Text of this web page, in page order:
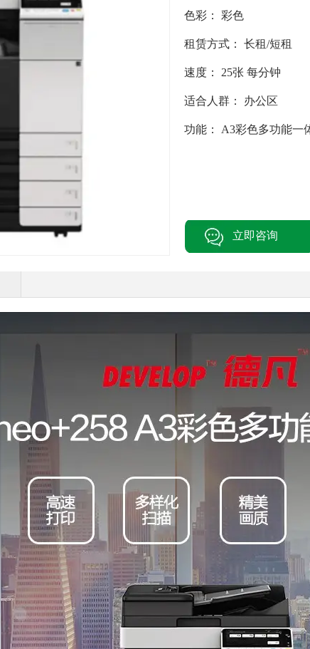
色彩： 彩色
租赁方式： 长租/短租
速度： 25张 每分钟
适合人群： 办公区
功能： A3彩色多功能一
立即咨询